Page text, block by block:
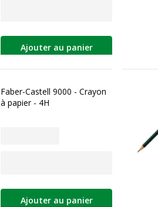
Ajouter au panier
Faber-Castell 9000 - Crayon
à papier - 4H
Ajouter au panier